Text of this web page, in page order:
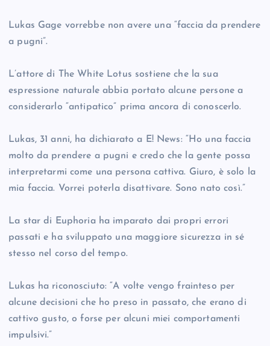
Lukas Gage vorrebbe non avere una “faccia da prendere
a pugni”.
L’attore di The White Lotus sostiene che la sua
espressione naturale abbia portato alcune persone a
considerarlo “antipatico” prima ancora di conoscerlo.
Lukas, 31 anni, ha dichiarato a E! News: “Ho una faccia
molto da prendere a pugni e credo che la gente possa
interpretarmi come una persona cattiva. Giuro, è solo la
mia faccia. Vorrei poterla disattivare. Sono nato così.”
La star di Euphoria ha imparato dai propri errori
passati e ha sviluppato una maggiore sicurezza in sé
stesso nel corso del tempo.
Lukas ha riconosciuto: “A volte vengo frainteso per
alcune decisioni che ho preso in passato, che erano di
cattivo gusto, o forse per alcuni miei comportamenti
impulsivi.”